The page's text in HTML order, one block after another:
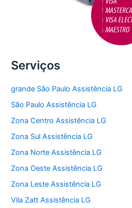
Serviços
grande São Paulo Assistência LG
São Paulo Assistência LG
Zona Centro Assistência LG
Zona Sul Assistência LG
Zona Norte Assistência LG
Zona Oeste Assistência LG
Zona Leste Assistência LG
Vila Zatt Assistência LG